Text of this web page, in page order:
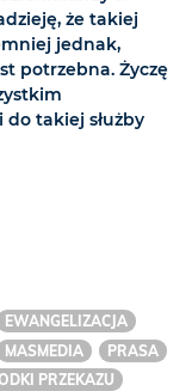
że takiej
jednak,
potrzebna. Życzę
takiej służby
EWANGELIZACJA
MASMEDIA
PRASA
PRZEKAZU